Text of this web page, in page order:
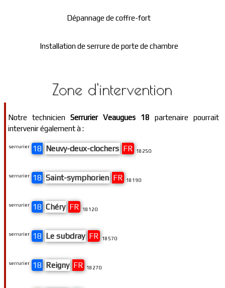
Dépannage de coffre-fort
Installation de serrure de porte de chambre
Zone d'intervention
Notre technicien Serrurier Veaugues 18 partenaire pourrait
intervenir également à :
serrurier 18 Reigny FR 18270
serrurier 18 Le subdray FR 18570
serrurier 18 Chéry FR 18120
serrurier 18 Saint-symphorien FR 18190
serrurier 18 Neuvy-deux-clochers FR 18250